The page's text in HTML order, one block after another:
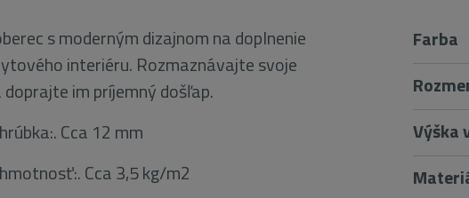
s moderným dizajnom na doplnenie
interiéru. Rozmaznávajte svoje
doprajte im príjemný došľap.
Cca 12 mm
Cca 3,5 kg/m2
Farba
Výška